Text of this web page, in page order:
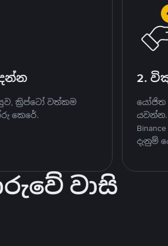
ක්‍රිප්ටෝ වත්කම
කෙරේ.
2.
යෝජිත
දැනුම්
වාසි